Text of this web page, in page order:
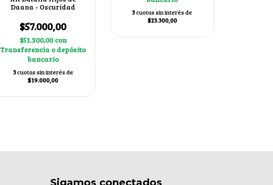
Daana - Oscuridad
$57.000,00
$51.300,00con
Transferencia o depósito
bancario
3cuotas sin interés de
$19.000,00
3cuotas sin interés de
$23.300,00